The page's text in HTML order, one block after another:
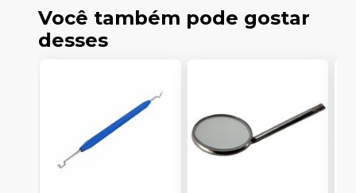
Você também pode gostar
desses